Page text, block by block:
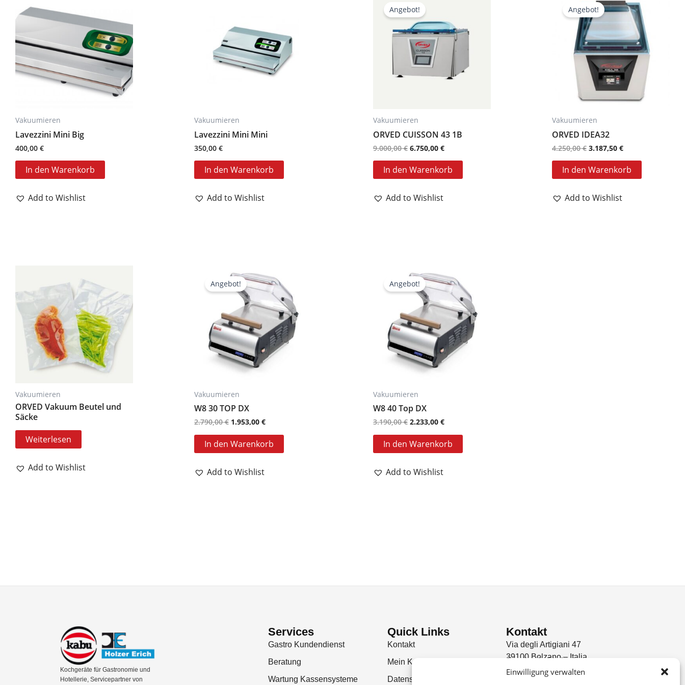
Einwilligung verwalten
Vakuumieren
Lavezzini Mini Big
400,00 €
In den Warenkorb
Add to Wishlist
Vakuumieren
Lavezzini Mini Mini
350,00 €
In den Warenkorb
Add to Wishlist
Angebot!
Vakuumieren
ORVED CUISSON 43 1B
9.000,00€
war:
9.000,00 €
6.750,00 €
6.750,00 €.
In den Warenkorb
Add to Wishlist
Angebot!
Vakuumieren
ORVED IDEA32
4.250,00€
Preis
war:
4.250,00 €
3.187,50 €
Preis
ist:
3.187,50 €.
In den Warenkorb
Add to Wishlist
Vakuumieren
ORVED Vakuum Beutel und
Säcke
Weiterlesen
Add to Wishlist
Angebot!
Vakuumieren
W8 30 TOP DX
2.790,00€
Preis
war:
2.790,00 €
1.953,00 €
Preis
ist:
1.953,00 €.
In den Warenkorb
Add to Wishlist
Angebot!
Vakuumieren
W8 40 Top DX
3.190,00€
Preis
war:
3.190,00 €
2.233,00 €
Preis
ist:
2.233,00 €.
In den Warenkorb
Add to Wishlist
Kochgeräte für Gastronomie und
Hotellerie, Servicepartner von
Services
Gastro Kundendienst
Beratung
Wartung Kassensysteme
Quick Links
Kontakt
Mein Konto
Datenschutzerklärung
Kontakt
Via degli Artigiani 47
39100 Bolzano – Italia
Email: info@kabu.it
Phone: +39 0471 977 318